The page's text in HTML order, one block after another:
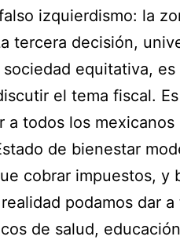
izquierdismo: la
tercera decisión,
equitativa,
el tema fiscal. Es
todos los mexicanos
de bienestar
cobrar impuestos, y
podamos dar
de salud,